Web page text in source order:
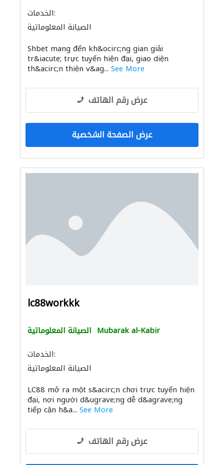
الخدمات:
الصيانة المعلوماتية
Shbet mang đến kh&ocirc;ng gian giải
tr&iacute; trực tuyến hiện đại, giao diện
th&acirc;n thiện v&ag... See More
عرض رقم الهاتف
عرض الصفحة الشخصية
lc88workkk
الصيانة المعلوماتية Mubarak al-Kabir
الخدمات:
الصيانة المعلوماتية
LC88 mở ra một s&acirc;n chơi trực tuyến hiện
đại, nơi người d&ugrave;ng dễ d&agrave;ng
tiếp cận h&a... See More
عرض رقم الهاتف